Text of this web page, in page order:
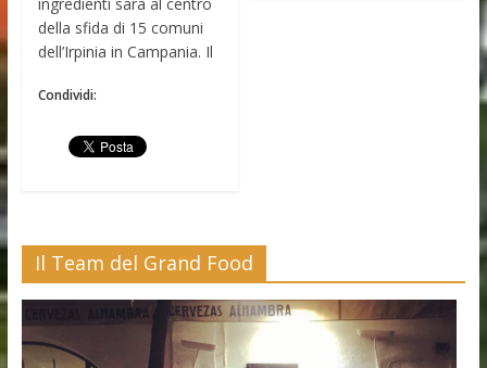
della sfida di 15 comuni
dell’Irpinia in Campania. Il
Condividi:
Il Team del Grand Food